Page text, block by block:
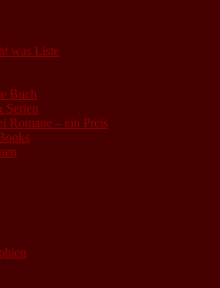
was Liste
Buch
Serien
Romane – ein Preis